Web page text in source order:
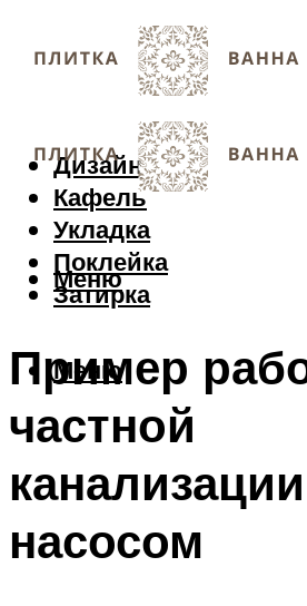
Дизайн
Кафель
Укладка
Поклейка
Затирка
Меню
Меню
Пример
частной
насосом